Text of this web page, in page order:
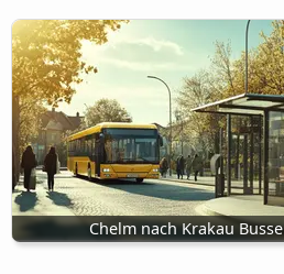
Chelm nach Krakau Busse